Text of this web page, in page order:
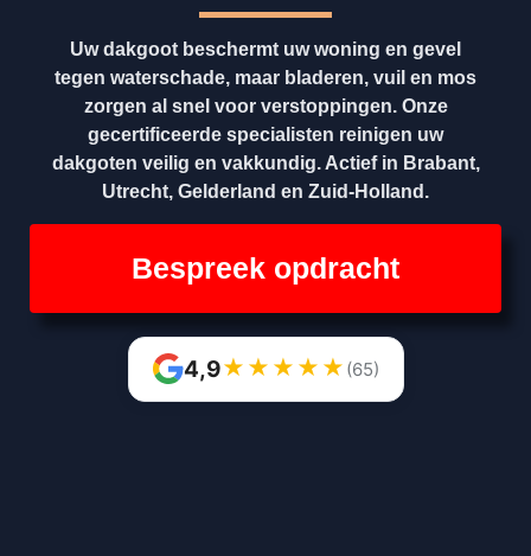
Uw dakgoot beschermt uw woning en gevel
tegen waterschade, maar bladeren, vuil en mos
zorgen al snel voor verstoppingen. Onze
gecertificeerde specialisten reinigen uw
dakgoten veilig en vakkundig. Actief in Brabant,
Utrecht, Gelderland en Zuid-Holland.
Bespreek opdracht
4,9★ ★ ★ ★ ★ (65)